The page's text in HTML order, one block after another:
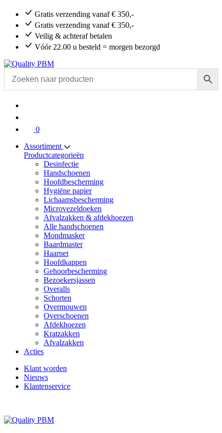
Gratis verzending vanaf € 350,-
Gratis verzending vanaf € 350,-
Veilig & achteraf betalen
Vóór 22.00 u besteld = morgen bezorgd
0
Assortiment
Productcategorieën
Desinfectie
Handschoenen
Hoofdbescherming
Hygiëne papier
Lichaamsbescherming
Microvezeldoeken
Afvalzakken & afdekhoezen
Alle handschoenen
Mondmasker
Baardmaster
Haarnet
Hoofdkappen
Gehoorbescherming
Bezoekersjassen
Overalls
Schorten
Overmouwen
Overschoenen
Afdekhoezen
Kratzakken
Afvalzakken
Acties
Klant worden
Nieuws
Klantenservice